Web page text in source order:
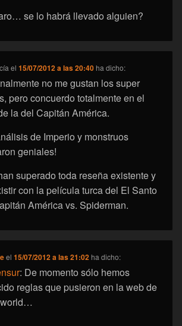
se lo habrá llevado alguien?
el15/07/2012 a las 20:40 ha dicho:
no me gustan los super
pero concuerdo totalmente en el
la del Capitán América.
de Imperio y monstruos
geniales!
superado toda reseña existente y
con la película turca del El Santo
América vs. Spiderman.
el15/07/2012 a las 21:02 ha dicho:
: De momento sólo hemos
reglas que pusieron en la web de